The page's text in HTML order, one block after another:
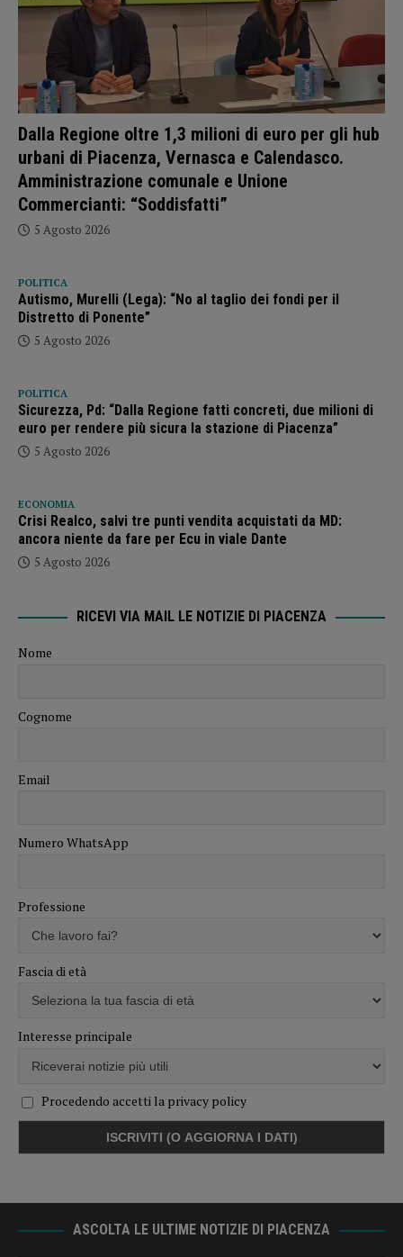
Dalla Regione oltre 1,3 milioni di euro per gli hub
urbani di Piacenza, Vernasca e Calendasco.
Amministrazione comunale e Unione
Commercianti: “Soddisfatti”
5 Agosto 2026
POLITICA
Autismo, Murelli (Lega): “No al taglio dei fondi per il
Distretto di Ponente”
5 Agosto 2026
POLITICA
Sicurezza, Pd: “Dalla Regione fatti concreti, due milioni di
euro per rendere più sicura la stazione di Piacenza”
5 Agosto 2026
ECONOMIA
Crisi Realco, salvi tre punti vendita acquistati da MD:
ancora niente da fare per Ecu in viale Dante
5 Agosto 2026
RICEVI VIA MAIL LE NOTIZIE DI PIACENZA
Nome
Cognome
Email
Numero WhatsApp
Professione
Fascia di età
Interesse principale
Procedendo accetti la privacy policy
ASCOLTA LE ULTIME NOTIZIE DI PIACENZA